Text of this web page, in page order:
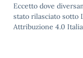
Eccetto dove
stato rilasciato sotto
Attribuzione 4.0